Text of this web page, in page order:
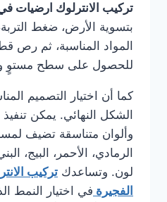
تركيب الانترلوك ارضيات
بتسوية الأرض، ضغط
المواد المناسبة، ثم رص
للحصول على سطح مستوٍ
كما أن اختيار التصميم
الشكل النهائي. يمكن
وألوان متناسقة تضيف
الرمادي، الأحمر، البيج،
لون. وتساعدك تركيب
الفجيرة في اختيار النمط